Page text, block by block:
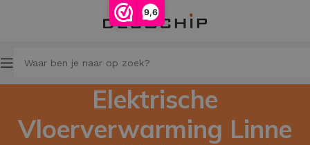
9,6
Elektrische
Vloerverwarming Linne